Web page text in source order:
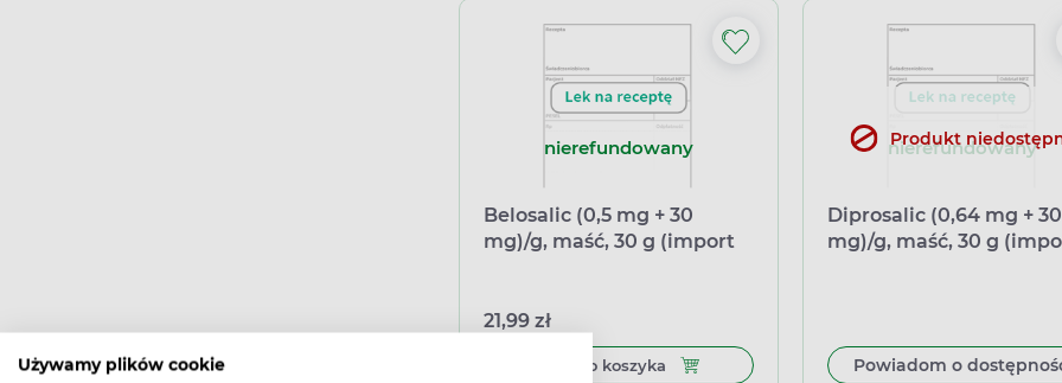
Używamy plików cookie
nierefundowany
Belosalic (0,5 mg + 30
mg)/g, maść, 30 g (import
21,99 zł
Dodaj do koszyka Dodaj do koszyka Belosalic (0,5 mg + 30 mg)/
nierefundowany
Produkt
Diprosalic (0,64 mg + 30
mg)/g, maść, 30 g
Powiadom o